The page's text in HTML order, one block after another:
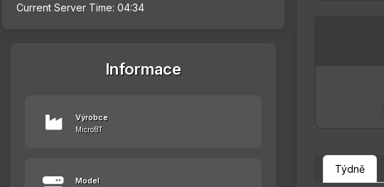
Current Server Time: 04:34
Informace
Výrobce
MicroBT
Model
Týdně